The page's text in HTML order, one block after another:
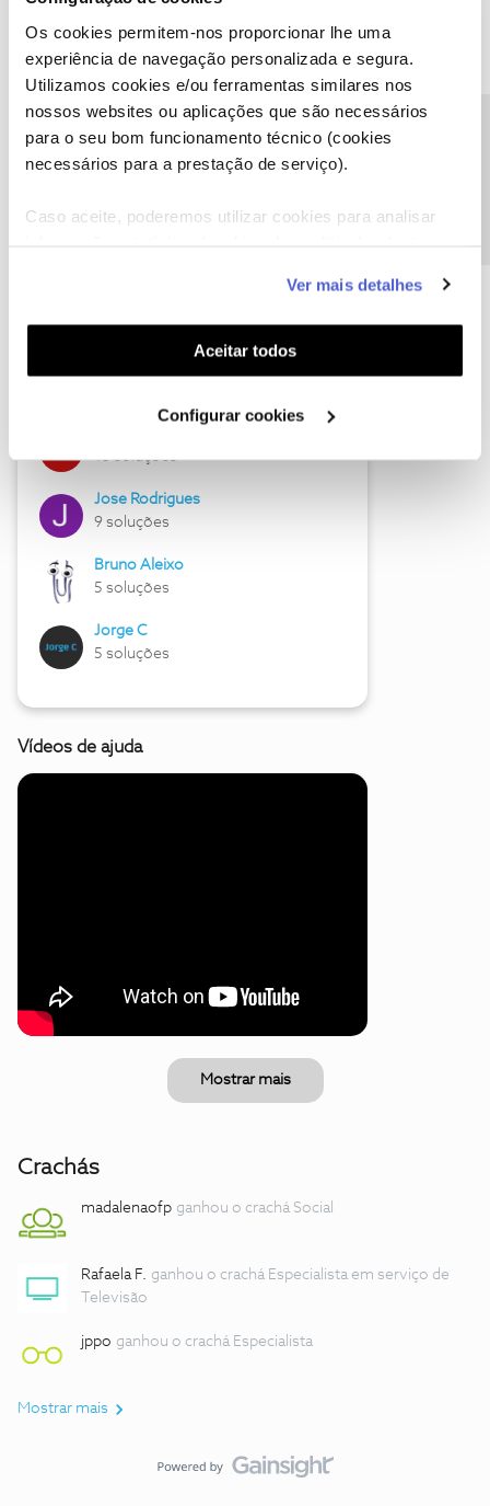
Os cookies permitem-nos proporcionar lhe uma
experiência de navegação personalizada e segura.
Utilizamos cookies e/ou ferramentas similares nos
nossos websites ou aplicações que são necessários
para o seu bom funcionamento técnico (cookies
necessários para a prestação de serviço).
Caso aceite, poderemos utilizar cookies para analisar
funcionalidades (cookies de personalização e
funcionalidade) e adaptar anúncios aos seus interesses
(cookies de publicidade personalizada). Pode gerir a
utilização dos cookies clicando em "Configurar
Ver mais detalhes
Aceitar todos
Configurar cookies
Descubra as novidades de julho
Hall of Fame de julho
13 soluções
Jose Rodrigues
9 soluções
Bruno Aleixo
5 soluções
Jorge C
5 soluções
Vídeos de ajuda
Mostrar mais
Crachás
madalenaofp ganhou o crachá Social
Rafaela F. ganhou o crachá Especialista em serviço de
Televisão
jppo ganhou o crachá Especialista
Mostrar mais